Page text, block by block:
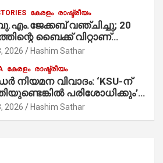
കേരളം രാഷ്ട്രീയം
വഞ്ചിച്ചു; 20
ബൈക്ക് വിറ്റാണ്
മത്സരിച്ചത്!
ഉണ്ടായിരുന്നത്;
വ്യക്തിപരമായ
പാര്‍ട്ടി; ഇപ്പോള്‍
എടുക്കില്ല;
ദുരനുഭവങ്ങള്‍
2026 Hashim Sathar
കേരളം രാഷ്ട്രീയം
നിയമന വിവാദം: ‘KSU-ന്
പരിശോധിക്കും’;
ചെന്നിത്തല
2026 Hashim Sathar